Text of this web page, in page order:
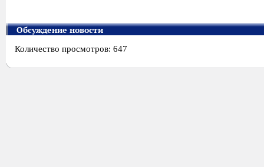
Обсуждение новости
Количество просмотров: 647